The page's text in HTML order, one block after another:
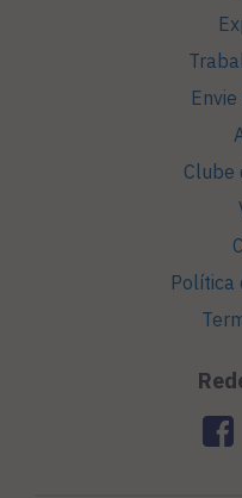
Clube
Política